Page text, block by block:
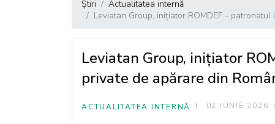
Știri
Actualitatea internă
Leviatan Group, inițiator ROMDEF -
Leviatan Group, inițiator
private de apărare din
ACTUALITATEA INTERNĂ 02 IUNIE 2026